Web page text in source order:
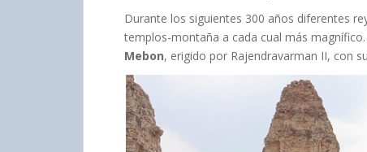
Durante los siguientes 300 años diferentes
templos-montaña a cada cual más
Mebon, erigido por Rajendravarman II, con